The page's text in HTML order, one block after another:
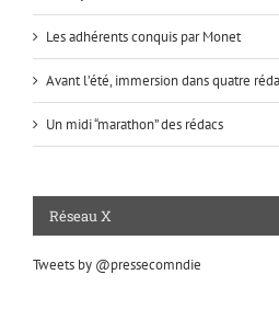
Les adhérents conquis par Monet
Avant l’été, immersion dans quatre
Un midi “marathon” des rédacs
Réseau X
Tweets by @pressecomndie